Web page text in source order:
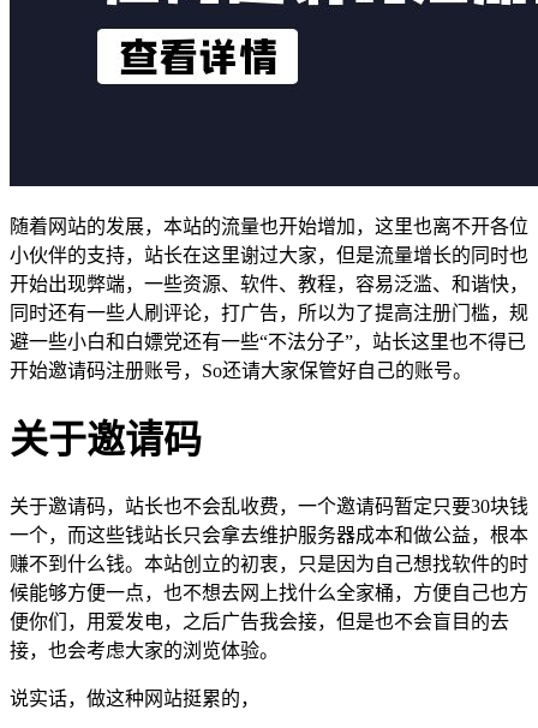
随着网站的发展，本站的流量也开始增加，这里也离不开各位
小伙伴的支持，站长在这里谢过大家，但是流量增长的同时也
开始出现弊端，一些资源、软件、教程，容易泛滥、和谐快，
同时还有一些人刷评论，打广告，所以为了提高注册门槛，规
避一些小白和白嫖党还有一些“不法分子”，站长这里也不得已
开始邀请码注册账号，So还请大家保管好自己的账号。
关于邀请码
关于邀请码，站长也不会乱收费，一个邀请码暂定只要30块钱
一个，而这些钱站长只会拿去维护服务器成本和做公益，根本
赚不到什么钱。本站创立的初衷，只是因为自己想找软件的时
候能够方便一点，也不想去网上找什么全家桶，方便自己也方
便你们，用爱发电，之后广告我会接，但是也不会盲目的去
接，也会考虑大家的浏览体验。
说实话，做这种网站挺累的，